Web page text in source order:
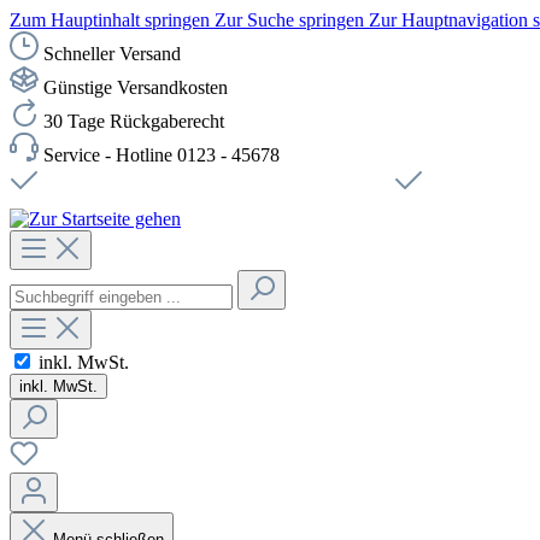
Zum Hauptinhalt springen Zur Suche springen Zur Hauptnavigation
Schneller Versand
Günstige Versandkosten
30 Tage Rückgaberecht
Service - Hotline 0123 - 45678
inkl. MwSt.
inkl. MwSt.